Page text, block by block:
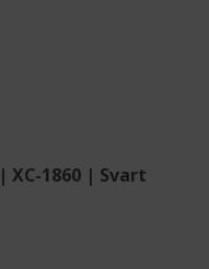
XC-1860 | Svart